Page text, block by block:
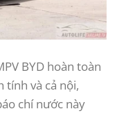
BYD hoàn toàn
tính và cả nội,
chí nước này